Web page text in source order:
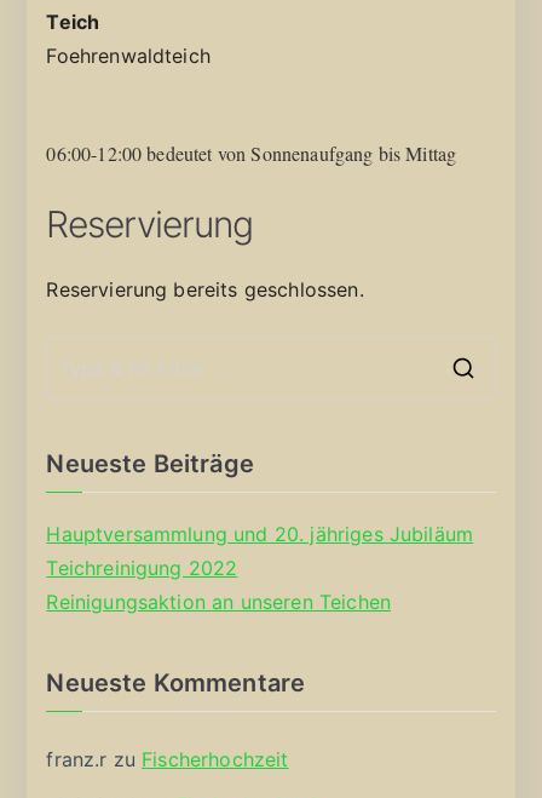
Teich
Foehrenwaldteich
06:00-12:00 bedeutet von Sonnenaufgang bis Mittag
Reservierung
Reservierung bereits geschlossen.
Neueste Beiträge
Hauptversammlung und 20. jähriges Jubiläum
Teichreinigung 2022
Reinigungsaktion an unseren Teichen
Neueste Kommentare
franz.r zu Fischerhochzeit